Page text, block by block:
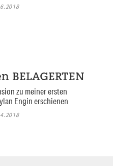
BELAGERTEN
zu meiner ersten
Engin erschienen